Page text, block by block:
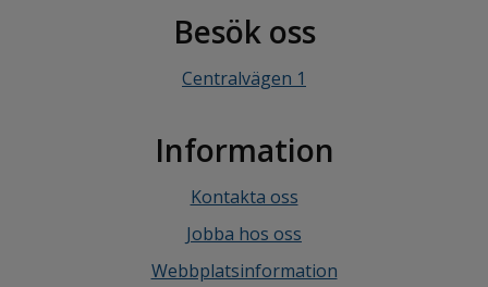
Besök oss
Centralvägen 1
Information
Kontakta oss
Jobba hos oss
Webbplatsinformation